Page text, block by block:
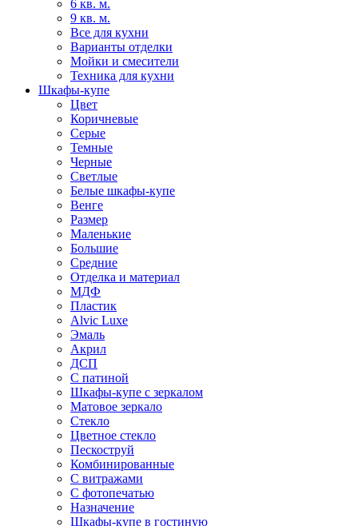
6 кв. м.
9 кв. м.
Все для кухни
Варианты отделки
Мойки и смесители
Техника для кухни
Шкафы-купе
Цвет
Коричневые
Серые
Темные
Черные
Светлые
Белые шкафы-купе
Венге
Размер
Маленькие
Большие
Средние
Отделка и материал
МДФ
Пластик
Alvic Luxe
Эмаль
Акрил
ДСП
С патиной
Шкафы-купе с зеркалом
Матовое зеркало
Стекло
Цветное стекло
Пескоструй
Комбинированные
С витражами
С фотопечатью
Назначение
Шкафы-купе в гостиную